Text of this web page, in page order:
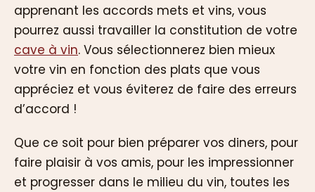
apprenant les accords mets et vins, vous
pourrez aussi travailler la constitution de votre
cave à vin. Vous sélectionnerez bien mieux
votre vin en fonction des plats que vous
appréciez et vous éviterez de faire des erreurs
d’accord !
Que ce soit pour bien préparer vos diners, pour
faire plaisir à vos amis, pour les impressionner
et progresser dans le milieu du vin, toutes les